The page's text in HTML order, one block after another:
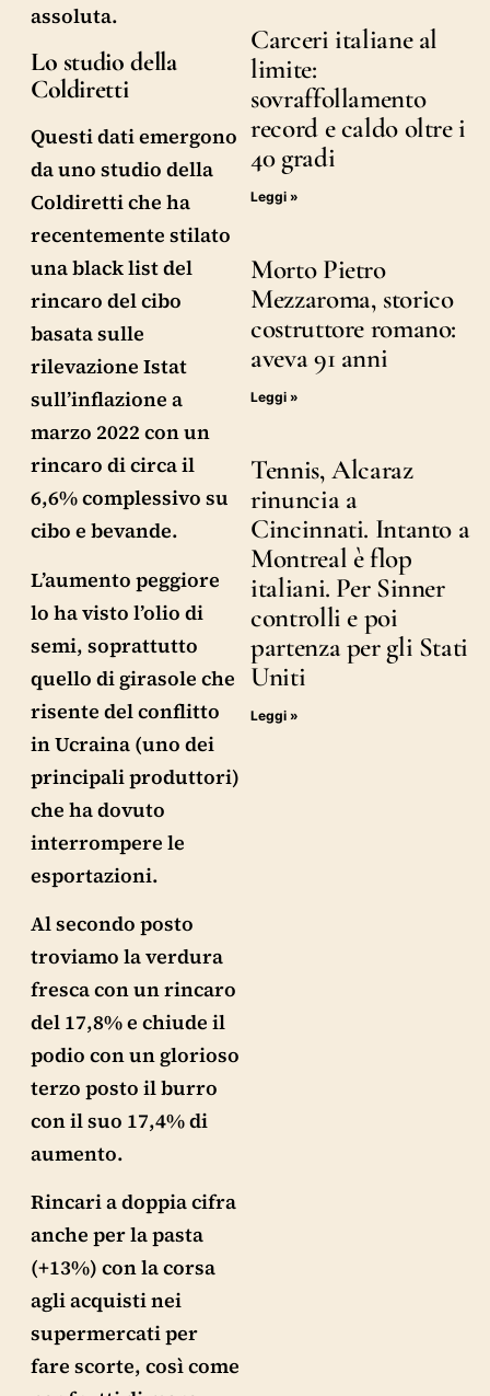
assoluta.
Lo studio della
Coldiretti
Questi dati emergono
da uno studio della
Coldiretti che ha
recentemente stilato
una black list del
rincaro del cibo
basata sulle
rilevazione Istat
sull’inflazione a
marzo 2022 con un
rincaro di circa il
6,6% complessivo su
cibo e bevande.
L’aumento peggiore
lo ha visto l’olio di
semi, soprattutto
quello di girasole che
risente del conflitto
in Ucraina (uno dei
principali produttori)
che ha dovuto
interrompere le
esportazioni.
Al secondo posto
troviamo la verdura
fresca con un rincaro
del 17,8% e chiude il
podio con un glorioso
terzo posto il burro
con il suo 17,4% di
aumento.
Rincari a doppia cifra
anche per la pasta
(+13%) con la corsa
agli acquisti nei
supermercati per
fare scorte, così come
Carceri italiane al
limite:
sovraffollamento
record e caldo oltre i
40 gradi
Leggi »
Morto Pietro
Mezzaroma, storico
costruttore romano:
aveva 91 anni
Leggi »
Tennis, Alcaraz
rinuncia a
Cincinnati. Intanto a
Montreal è flop
italiani. Per Sinner
controlli e poi
partenza per gli Stati
Uniti
Leggi »